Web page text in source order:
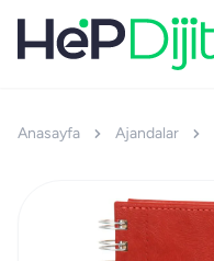
Anasayfa Ajandalar